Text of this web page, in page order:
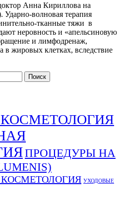
Анна Кириллова на
Ударно-волновая терапия
тканные тяжи в
неровность и «апельсиновую
и лимфодренаж,
в жировых клетках, вследствие
ПРОЦЕДУРЫ НА
КОСМЕТОЛОГИЯ УХОДОВЫЕ